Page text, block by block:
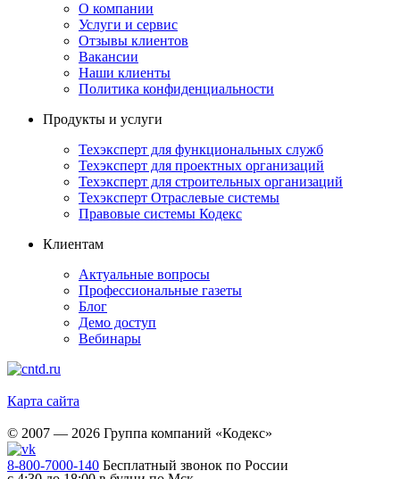
О компании
Услуги и сервис
Отзывы клиентов
Вакансии
Наши клиенты
Политика конфиденциальности
Продукты и услуги
Техэксперт для функциональных служб
Техэксперт для проектных организаций
Техэксперт для строительных организаций
Техэксперт Отраслевые системы
Правовые системы Кодекс
Клиентам
Актуальные вопросы
Профессиональные газеты
Блог
Демо доступ
Вебинары
Карта сайта
© 2007 — 2026 Группа компаний «Кодекс»
8-800-7000-140 Бесплатный звонок по России